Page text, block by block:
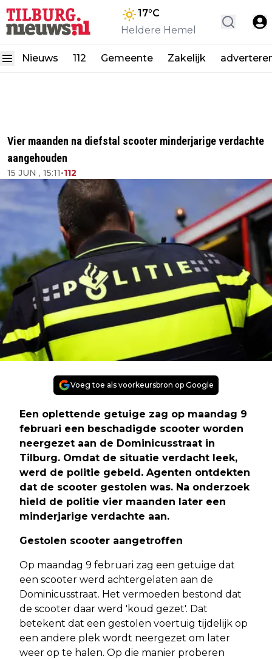
17°C
Heldere Hemel
Nieuws 112 Gemeente Zakelijk
Vier maanden na diefstal scooter minderjarige verdachte
aangehouden
15 JUN , 15:11•112
Voeg toe als voorkeursbron op Google
Een oplettende getuige zag op maandag 9
februari een beschadigde scooter worden
neergezet aan de Dominicusstraat in
Tilburg. Omdat de situatie verdacht leek,
werd de politie gebeld. Agenten ontdekten
dat de scooter gestolen was. Na onderzoek
hield de politie vier maanden later een
minderjarige verdachte aan.
Gestolen scooter aangetroffen
Op maandag 9 februari zag een getuige dat
een scooter werd achtergelaten aan de
Dominicusstraat. Het vermoeden bestond dat
de scooter daar werd 'koud gezet'. Dat
betekent dat een gestolen voertuig tijdelijk op
een andere plek wordt neergezet om later
weer op te halen. Op die manier proberen